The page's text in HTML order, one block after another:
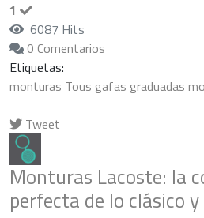
1
6087 Hits
0 Comentarios
Etiquetas:
monturas Tous gafas graduadas
Tweet
pinterest
Monturas Lacoste: la
perfecta de lo clásico